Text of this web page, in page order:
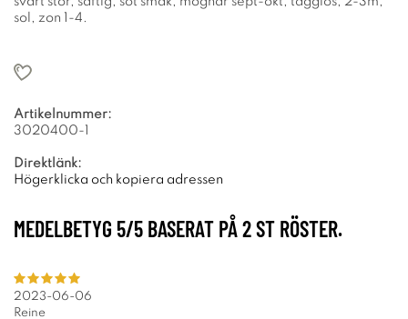
sol, zon 1-4.
Artikelnummer:
3020400-1
Direktlänk:
Högerklicka och kopiera adressen
MEDELBETYG 5/5 BASERAT PÅ2ST RÖSTER.
2023-06-06
Reine